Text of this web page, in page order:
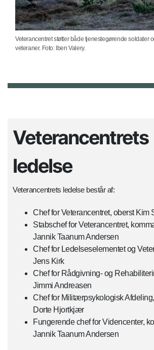
Veterancentret støtter både tjenestegørende soldater
veteraner. Foto: Iben Valery.
Veterancentrets
ledelse
Veterancentrets ledelse består af:
Chef for Veterancentret, oberst Kim
Stabschef for Veterancentret,
Jannik Taanum Andersen
Chef for Ledelseselementet og
Jens Kirk
Chef for Rådgivning- og
Jimmi Andreasen
Chef for Militærpsykologisk
Dorte Hjortkjær
Fungerende chef for Videncenter,
Jannik Taanum Andersen